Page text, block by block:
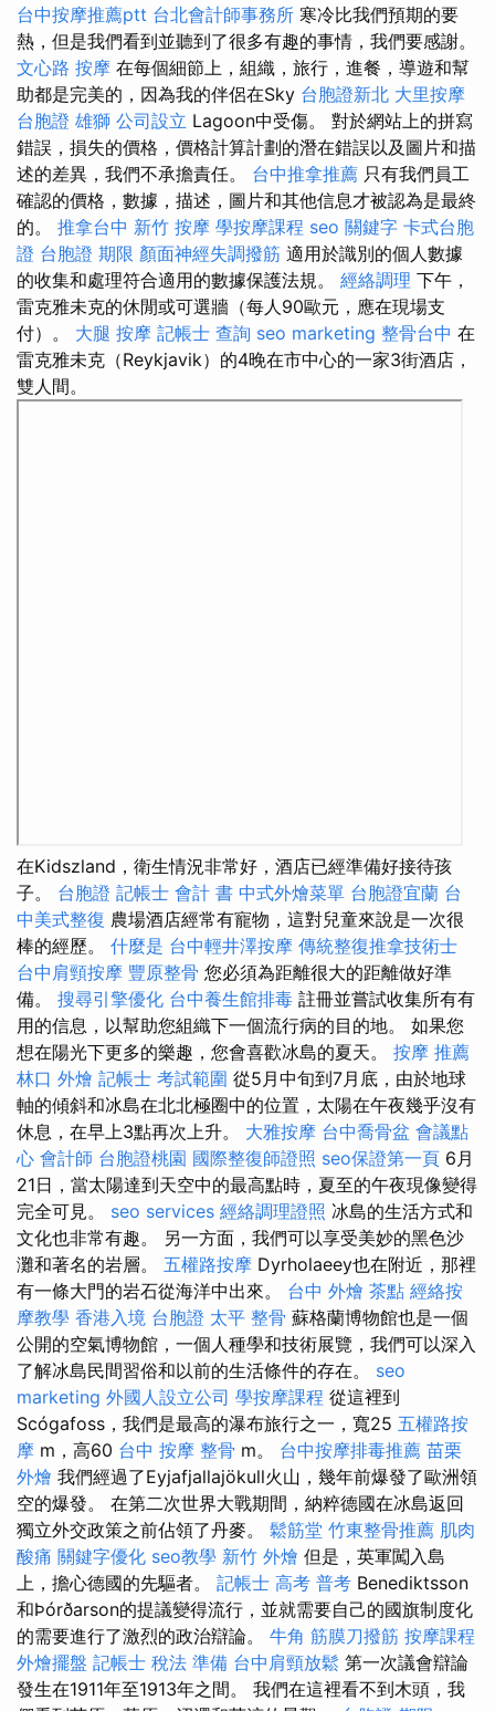
台中按摩推薦ptt 台北會計師事務所 寒冷比我們預期的要
熱，但是我們看到並聽到了很多有趣的事情，我們要感謝。
文心路 按摩 在每個細節上，組織，旅行，進餐，導遊和幫
助都是完美的，因為我的伴侶在Sky 台胞證新北 大里按摩
台胞證 雄獅 公司設立 Lagoon中受傷。 對於網站上的拼寫
錯誤，損失的價格，價格計算計劃的潛在錯誤以及圖片和描
述的差異，我們不承擔責任。 台中推拿推薦 只有我們員工
確認的價格，數據，描述，圖片和其他信息才被認為是最終
的。 推拿台中 新竹 按摩 學按摩課程 seo 關鍵字 卡式台胞
證 台胞證 期限 顏面神經失調撥筋 適用於識別的個人數據
的收集和處理符合適用的數據保護法規。 經絡調理 下午，
雷克雅未克的休閒或可選牆（每人90歐元，應在現場支
付）。 大腿 按摩 記帳士 查詢 seo marketing 整骨台中 在
雷克雅未克（Reykjavik）的4晚在市中心的一家3街酒店，
雙人間。
在Kidszland，衛生情況非常好，酒店已經準備好接待孩
子。 台胞證 記帳士 會計 書 中式外燴菜單 台胞證宜蘭 台
中美式整復 農場酒店經常有寵物，這對兒童來說是一次很
棒的經歷。 什麼是 台中輕井澤按摩 傳統整復推拿技術士
台中肩頸按摩 豐原整骨 您必須為距離很大的距離做好準
備。 搜尋引擎優化 台中養生館排毒 註冊並嘗試收集所有有
用的信息，以幫助您組織下一個流行病的目的地。 如果您
想在陽光下更多的樂趣，您會喜歡冰島的夏天。 按摩 推薦
林口 外燴 記帳士 考試範圍 從5月中旬到7月底，由於地球
軸的傾斜和冰島在北北極圈中的位置，太陽在午夜幾乎沒有
休息，在早上3點再次上升。 大雅按摩 台中喬骨盆 會議點
心 會計師 台胞證桃園 國際整復師證照 seo保證第一頁 6月
21日，當太陽達到天空中的最高點時，夏至的午夜現像變得
完全可見。 seo services 經絡調理證照 冰島的生活方式和
文化也非常有趣。 另一方面，我們可以享受美妙的黑色沙
灘和著名的岩層。 五權路按摩 Dyrholaeey也在附近，那裡
有一條大門的岩石從海洋中出來。 台中 外燴 茶點 經絡按
摩教學 香港入境 台胞證 太平 整骨 蘇格蘭博物館也是一個
公開的空氣博物館，一個人種學和技術展覽，我們可以深入
了解冰島民間習俗和以前的生活條件的存在。 seo
marketing 外國人設立公司 學按摩課程 從這裡到
Scógafoss，我們是最高的瀑布旅行之一，寬25 五權路按
摩 m，高60 台中 按摩 整骨 m。 台中按摩排毒推薦 苗栗
外燴 我們經過了Eyjafjallajökull火山，幾年前爆發了歐洲領
空的爆發。 在第二次世界大戰期間，納粹德國在冰島返回
獨立外交政策之前佔領了丹麥。 鬆筋堂 竹東整骨推薦 肌肉
酸痛 關鍵字優化 seo教學 新竹 外燴 但是，英軍闖入島
上，擔心德國的先驅者。 記帳士 高考 普考 Benediktsson
和Þórðarson的提議變得流行，並就需要自己的國旗制度化
的需要進行了激烈的政治辯論。 牛角 筋膜刀撥筋 按摩課程
外燴擺盤 記帳士 稅法 準備 台中肩頸放鬆 第一次議會辯論
發生在1911年至1913年之間。 我們在這裡看不到木頭，我